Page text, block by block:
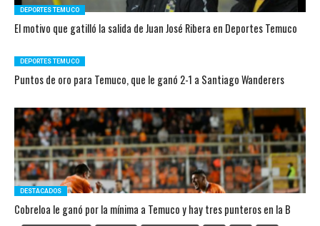
DEPORTES TEMUCO
El motivo que gatilló la salida de Juan José Ribera en Deportes Temuco
DEPORTES TEMUCO
Puntos de oro para Temuco, que le ganó 2-1 a Santiago Wanderers
DESTACADOS
Cobreloa le ganó por la mínima a Temuco y hay tres punteros en la B